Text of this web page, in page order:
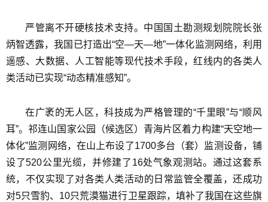
严管离不开硬核技术支持。中国国土勘测规划院院长张
炳智透露，我国已打造出“空—天—地”一体化监测网络，利用
遥感、大数据、人工智能等现代技术手段，红线内的各类人
类活动已实现“动态精准感知”。
在广袤的无人区，科技成为严格管理的“千里眼”与“顺风
耳”。祁连山国家公园（候选区）青海片区着力构建“天空地一
体化”监测网络，在山上布设了1700多台（套）监测设备，铺
设了520公里光缆，并修建了16处气象观测站。通过这套系
统，不仅实现了对各类人类活动的日常监管全覆盖，还成功
对5只雪豹、10只荒漠猫进行卫星跟踪，填补了我国在这些旗